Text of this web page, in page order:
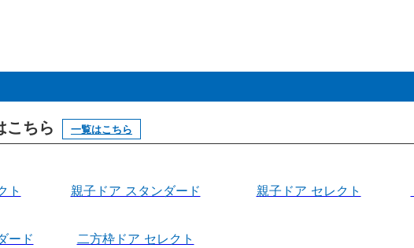
こちら 一覧はこちら
ト 親子ドア スタンダード 親子ドア セレクト
ード 二方枠ドア セレクト